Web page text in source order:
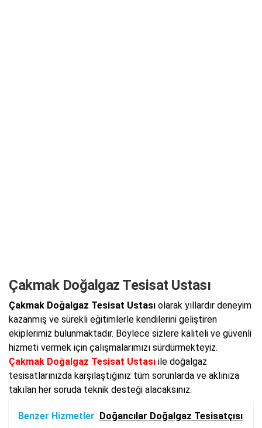
Çakmak Doğalgaz Tesisat Ustası
Çakmak Doğalgaz Tesisat Ustası olarak yıllardır deneyim
kazanmış ve sürekli eğitimlerle kendilerini geliştiren
ekiplerimiz bulunmaktadır. Böylece sizlere kaliteli ve güvenli
hizmeti vermek için çalışmalarımızı sürdürmekteyiz.
Çakmak Doğalgaz Tesisat Ustası ile doğalgaz
tesisatlarınızda karşılaştığınız tüm sorunlarda ve aklınıza
takılan her soruda teknik desteği alacaksınız.
Benzer Hizmetler Doğancılar Doğalgaz Tesisatçısı